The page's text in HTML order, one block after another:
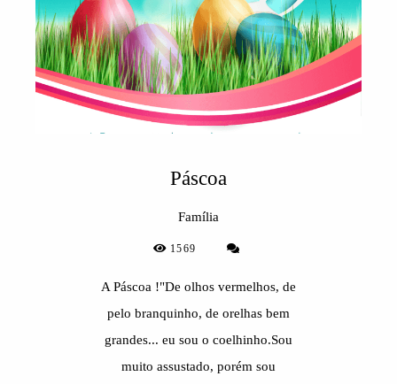
Páscoa
Família
1569
A Páscoa !"De olhos vermelhos, de
pelo branquinho, de orelhas bem
grandes... eu sou o coelhinho.Sou
muito assustado, porém sou